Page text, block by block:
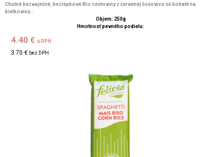
Chutné bezvaječné, bezlepkové Bio cestoviny z červenej šošovice sú bohaté na
bielkoviny...
Objem: 250g
Hmotnosť pevného podielu:
4.40 € s DPH
3.70 € bez DPH